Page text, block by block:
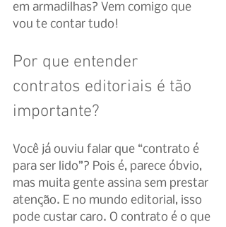
em armadilhas? Vem comigo que
vou te contar tudo!
Por que entender
contratos editoriais é tão
importante?
Você já ouviu falar que “contrato é
para ser lido”? Pois é, parece óbvio,
mas muita gente assina sem prestar
atenção. E no mundo editorial, isso
pode custar caro. O contrato é o que